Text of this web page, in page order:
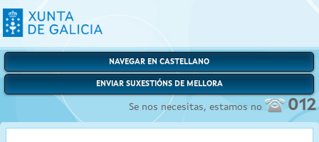
NAVEGAR EN CASTELLANO
ENVIAR SUXESTIÓNS DE MELLORA
Se nos necesitas, estamos no 012